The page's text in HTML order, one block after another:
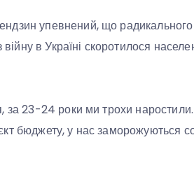
упевнений, що
в Україні скоротилося
за 23-24 роки ми трохи
бюджету, у нас заморожуються